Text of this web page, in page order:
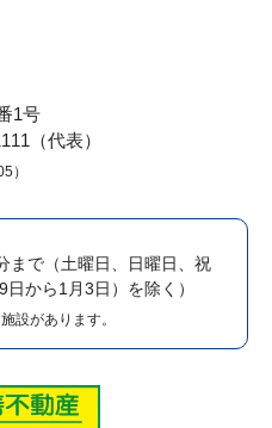
1号
（代表）
）
まで （土曜日、日曜日、祝
から1月3日）を除く）
設があります。